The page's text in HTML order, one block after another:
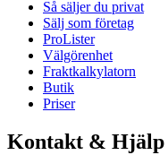
Så säljer du privat
Sälj som företag
ProLister
Välgörenhet
Fraktkalkylatorn
Butik
Priser
Kontakt & Hjälp